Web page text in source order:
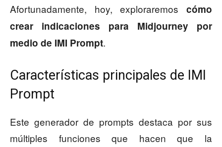
Afortunadamente, hoy, exploraremos cómo
crear indicaciones para Midjourney por
medio de IMI Prompt.
Características principales de IMI
Prompt
Este generador de prompts destaca por sus
múltiples funciones que hacen que la